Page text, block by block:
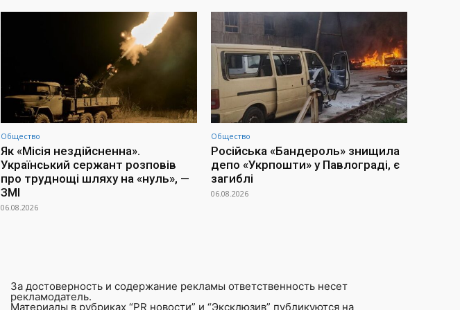
Общество
Як «Місія нездійсненна».
Український сержант розповів
про труднощі шляху на «нуль», —
ЗМІ
06.08.2026
Общество
Російська «Бандероль» знищила
депо «Укрпошти» у Павлограді, є
загиблі
06.08.2026
За достоверность и содержание рекламы ответственность несет
рекламодатель.
Материалы в рубриках “PR новости” и “Эксклюзив” публикуются на